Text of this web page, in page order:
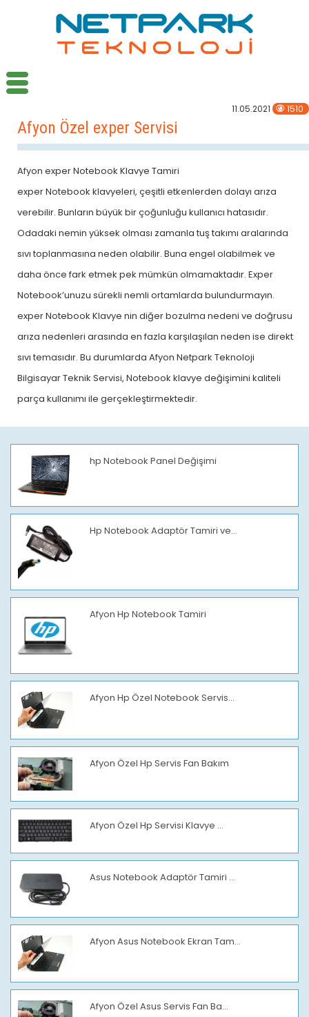
11.05.2021 1510
Afyon Özel exper Servisi
Afyon exper Notebook Klavye Tamiri
exper Notebook klavyeleri, çeşitli etkenlerden dolayı arıza
verebilir. Bunların büyük bir çoğunluğu kullanıcı hatasıdır.
Odadaki nemin yüksek olması zamanla tuş takımı aralarında
sıvı toplanmasına neden olabilir. Buna engel olabilmek ve
daha önce fark etmek pek mümkün olmamaktadır. Exper
Notebook’unuzu sürekli nemli ortamlarda bulundurmayın.
exper Notebook Klavye nin diğer bozulma nedeni ve doğrusu
arıza nedenleri arasında en fazla karşılaşılan neden ise direkt
sıvı temasıdır. Bu durumlarda Afyon Netpark Teknoloji
Bilgisayar Teknik Servisi, Notebook klavye değişimini kaliteli
parça kullanımı ile gerçekleştirmektedir.
hp Notebook Panel Değişimi
Hp Notebook Adaptör Tamiri ve...
Afyon Hp Notebook Tamiri
Afyon Hp Özel Notebook Servis...
Afyon Özel Hp Servis Fan Bakım
Afyon Özel Hp Servisi Klavye ...
Asus Notebook Adaptör Tamiri ...
Afyon Asus Notebook Ekran Tam...
Afyon Özel Asus Servis Fan Ba...